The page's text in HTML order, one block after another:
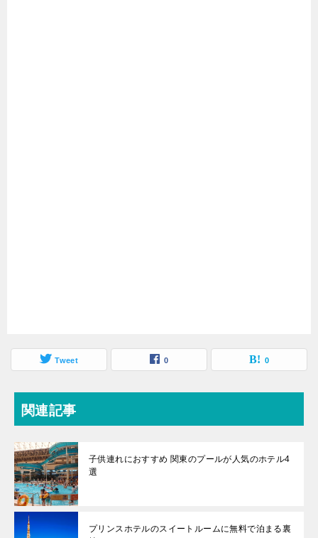
Tweet 0 0
関連記事
子供連れにおすすめ 関東のプールが人気のホテル4
選
プリンスホテルのスイートルームに無料で泊まる裏